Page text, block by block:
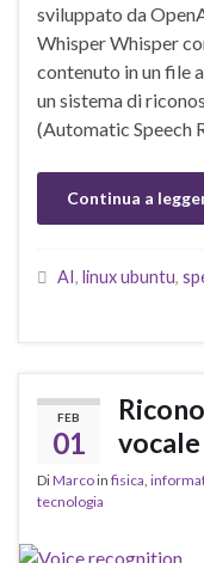
sviluppato da
Whisper Whisper
contenuto in un file
un sistema di
(Automatic Speech
Continua a
AI, linux ubuntu,
FEB
01
DiMarcoin fisica
tecnologia